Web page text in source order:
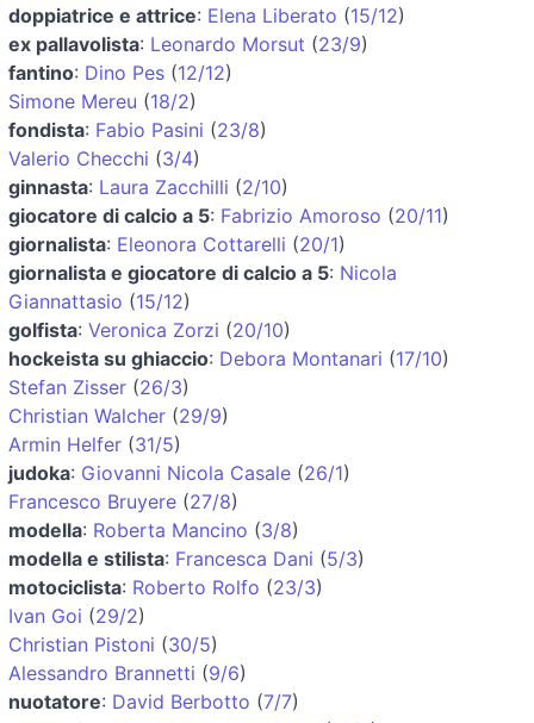
doppiatrice e attrice: Elena Liberato (15/12)
ex pallavolista: Leonardo Morsut (23/9)
fantino: Dino Pes (12/12)
Simone Mereu (18/2)
fondista: Fabio Pasini (23/8)
Valerio Checchi (3/4)
ginnasta: Laura Zacchilli (2/10)
giocatore di calcio a 5: Fabrizio Amoroso (20/11)
giornalista: Eleonora Cottarelli (20/1)
giornalista e giocatore di calcio a 5: Nicola
Giannattasio (15/12)
golfista: Veronica Zorzi (20/10)
hockeista su ghiaccio: Debora Montanari (17/10)
Stefan Zisser (26/3)
Christian Walcher (29/9)
Armin Helfer (31/5)
judoka: Giovanni Nicola Casale (26/1)
Francesco Bruyere (27/8)
modella: Roberta Mancino (3/8)
modella e stilista: Francesca Dani (5/3)
motociclista: Roberto Rolfo (23/3)
Ivan Goi (29/2)
Christian Pistoni (30/5)
Alessandro Brannetti (9/6)
nuotatore: David Berbotto (7/7)